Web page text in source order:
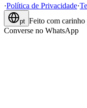
·Política de Privacidade·
pt Feito com carinho
Converse no WhatsApp